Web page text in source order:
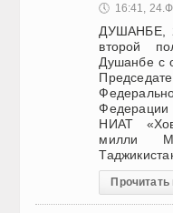
🕔 16:41,
ДУШАНБЕ,
второй
Душанбе с
Федерации
НИАТ
милли